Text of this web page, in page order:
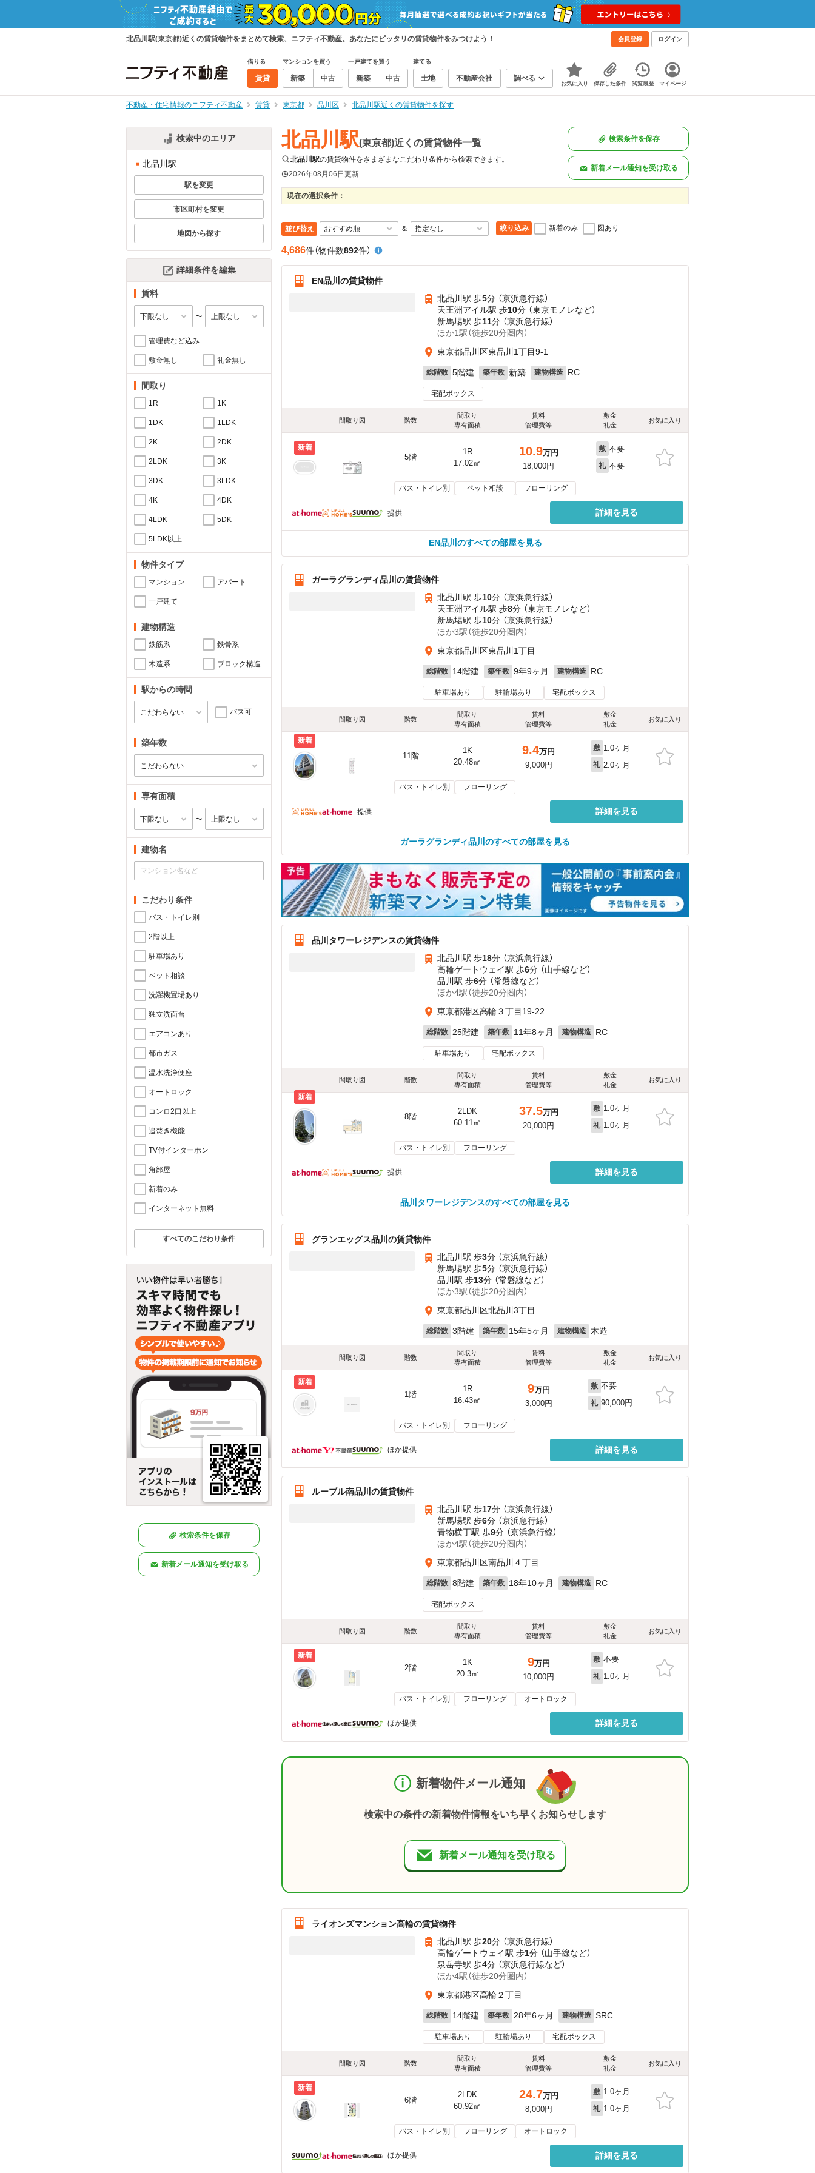
北品川駅(東京都)近くの賃貸物件をまとめて検索、ニフティ不動産。あなたにピッタリの賃貸物件をみつけよう！ 会員登録 ログイン
借りる
賃貸
マンションを買う
新築 中古
一戸建てを買う
新築 中古
建てる
土地 不動産会社 調べる
お気に入り 保存した条件 閲覧履歴 マイページ
不動産・住宅情報のニフティ不動産 賃貸 東京都 品川区 北品川駅近くの賃貸物件を探す
検索中のエリア
北品川駅
駅を変更
市区町村を変更
地図から探す
詳細条件を編集
賃料
〜
管理費など込み
敷金無し 礼金無し
間取り
1R 1K
1DK 1LDK
2K 2DK
2LDK 3K
3DK 3LDK
4K 4DK
4LDK 5DK
5LDK以上
物件タイプ
マンション アパート
一戸建て
建物構造
鉄筋系 鉄骨系
木造系 ブロック構造
駅からの時間
バス可
築年数
専有面積
〜
建物名
こだわり条件
バス・トイレ別
2階以上
駐車場あり
ペット相談
洗濯機置場あり
独立洗面台
エアコンあり
都市ガス
温水洗浄便座
オートロック
コンロ2口以上
追焚き機能
TV付インターホン
角部屋
新着のみ
インターネット無料
すべてのこだわり条件
検索条件を保存
新着メール通知を受け取る
北品川駅(東京都)近くの賃貸物件一覧
北品川駅の賃貸物件をさまざまなこだわり条件から検索できます。
2026年08月06日更新
検索条件を保存
新着メール通知を受け取る
現在の選択条件： -
並び替え ＆ 絞り込み 新着のみ 図あり
4,686件（物件数892件）
EN品川の賃貸物件
北品川駅 歩5分 （京浜急行線）
天王洲アイル駅 歩10分 （東京モノレなど）
新馬場駅 歩11分 （京浜急行線）
ほか1駅（徒歩20分圏内）
東京都品川区東品川1丁目9-1
総階数 5階建 築年数 新築 建物構造 RC
宅配ボックス
間取り図 階数
間取り
専有面積
賃料
管理費等
敷金
礼金
お気に入り
新着
5階
1R
17.02㎡
10.9万円
18,000円
敷 不要
礼 不要
バス・トイレ別 ペット相談 フローリング
提供 詳細を見る
EN品川のすべての部屋を見る
ガーラグランディ品川の賃貸物件
北品川駅 歩10分 （京浜急行線）
天王洲アイル駅 歩8分 （東京モノレなど）
新馬場駅 歩10分 （京浜急行線）
ほか3駅（徒歩20分圏内）
東京都品川区東品川1丁目
総階数 14階建 築年数 9年9ヶ月 建物構造 RC
駐車場あり 駐輪場あり 宅配ボックス
間取り図 階数
間取り
専有面積
賃料
管理費等
敷金
礼金
お気に入り
新着
11階
1K
20.48㎡
9.4万円
9,000円
敷 1.0ヶ月
礼 2.0ヶ月
バス・トイレ別 フローリング
提供 詳細を見る
ガーラグランディ品川のすべての部屋を見る
品川タワーレジデンスの賃貸物件
北品川駅 歩18分 （京浜急行線）
高輪ゲートウェイ駅 歩6分 （山手線など）
品川駅 歩6分 （常磐線など）
ほか4駅（徒歩20分圏内）
東京都港区高輪３丁目19-22
総階数 25階建 築年数 11年8ヶ月 建物構造 RC
駐車場あり 宅配ボックス
間取り図 階数
間取り
専有面積
賃料
管理費等
敷金
礼金
お気に入り
新着
8階
2LDK
60.11㎡
37.5万円
20,000円
敷 1.0ヶ月
礼 1.0ヶ月
バス・トイレ別 フローリング
提供 詳細を見る
品川タワーレジデンスのすべての部屋を見る
グランエッグス品川の賃貸物件
北品川駅 歩3分 （京浜急行線）
新馬場駅 歩5分 （京浜急行線）
品川駅 歩13分 （常磐線など）
ほか3駅（徒歩20分圏内）
東京都品川区北品川3丁目
総階数 3階建 築年数 15年5ヶ月 建物構造 木造
間取り図 階数
間取り
専有面積
賃料
管理費等
敷金
礼金
お気に入り
新着
1階
1R
16.43㎡
9万円
3,000円
敷 不要
礼 90,000円
バス・トイレ別 フローリング
ほか提供 詳細を見る
ルーブル南品川の賃貸物件
北品川駅 歩17分 （京浜急行線）
新馬場駅 歩6分 （京浜急行線）
青物横丁駅 歩9分 （京浜急行線）
ほか4駅（徒歩20分圏内）
東京都品川区南品川４丁目
総階数 8階建 築年数 18年10ヶ月 建物構造 RC
宅配ボックス
間取り図 階数
間取り
専有面積
賃料
管理費等
敷金
礼金
お気に入り
新着
2階
1K
20.3㎡
9万円
10,000円
敷 不要
礼 1.0ヶ月
バス・トイレ別 フローリング オートロック
ほか提供 詳細を見る
新着物件メール通知
検索中の条件の新着物件情報をいち早くお知らせします
新着メール通知を受け取る
ライオンズマンション高輪の賃貸物件
北品川駅 歩20分 （京浜急行線）
高輪ゲートウェイ駅 歩1分 （山手線など）
泉岳寺駅 歩4分 （京浜急行線など）
ほか4駅（徒歩20分圏内）
東京都港区高輪２丁目
総階数 14階建 築年数 28年6ヶ月 建物構造 SRC
駐車場あり 駐輪場あり 宅配ボックス
間取り図 階数
間取り
専有面積
賃料
管理費等
敷金
礼金
お気に入り
新着
6階
2LDK
60.92㎡
24.7万円
8,000円
敷 1.0ヶ月
礼 1.0ヶ月
バス・トイレ別 フローリング オートロック
ほか提供 詳細を見る